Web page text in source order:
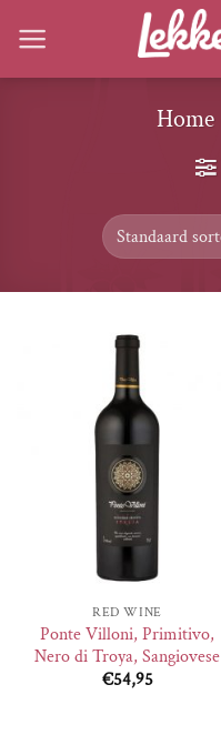
naar
inhoud
Home
RED WINE
Ponte Villoni, Primitivo,
Nero di Troya, Sangiovese
€54,95